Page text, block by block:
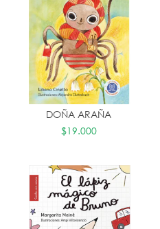
DOÑA ARAÑA
$19.000